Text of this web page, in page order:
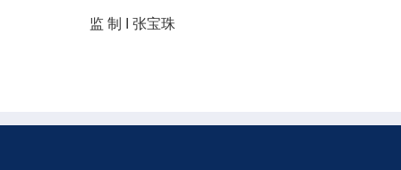
监 制 I 张宝珠